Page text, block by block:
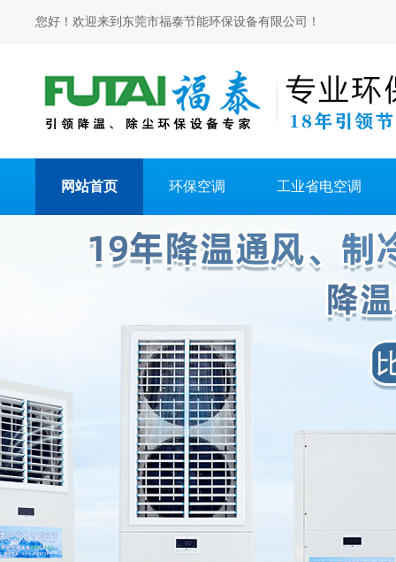
您好！欢迎来到东莞市福泰节能环保设备有限公司！
网站首页 环保空调 工业省电空调